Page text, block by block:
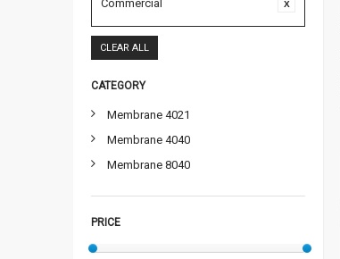
Commercial
CLEAR ALL
CATEGORY
Membrane 4021
Membrane 4040
Membrane 8040
PRICE